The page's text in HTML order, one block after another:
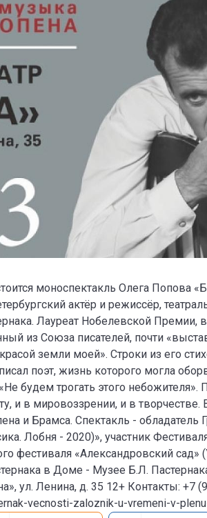
моноспектакль Олега Попова
актёр и режиссёр,
Лауреат Нобелевской Премии,
из Союза писателей, почти
земли моей». Строки из его
поэт, жизнь которого могла
будем трогать этого небожителя».
и в мировоззрении, и в творчестве.
и Брамса. Спектакль - обладатель
Лобня - 2020)», участник
фестиваля «Александровский сад»
в Доме - Музее Б.Л.
ул. Ленина, д. 35 12+ Контакты: +7
vecnosti-zaloznik-u-vremeni-v-